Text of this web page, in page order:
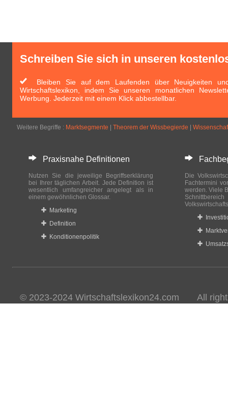
Schreiben Sie sich in unseren
Bleiben Sie auf dem Laufenden über Neuigkeiten
Wirtschaftslexikon, indem Sie unseren monatlichen
Werbung. Jederzeit mit einem Klick abbestellbar.
Weitere Begriffe : Marktsegmente Theorem der Wissbegierde
Praxisnahe Definitionen
Nutzen Sie die jeweilige Begriffserklärung
bei Ihrer täglichen Arbeit. Jede Definition ist
wesentlich umfangreicher angelegt als in
einem gewöhnlichen Glossar.
Marketing
Definition
Konditionenpolitik
Die
Fachtermini
werden. Viele
© 2023-2024 Wirtschaftslexikon24.com All